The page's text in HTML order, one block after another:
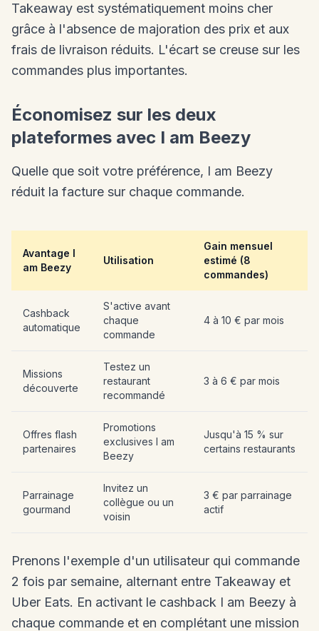
Takeaway est systématiquement moins cher
grâce à l'absence de majoration des prix et aux
frais de livraison réduits. L'écart se creuse sur les
commandes plus importantes.
Économisez sur les deux
plateformes avec I am Beezy
Quelle que soit votre préférence, I am Beezy
réduit la facture sur chaque commande.
Avantage I
am Beezy
Utilisation
Gain mensuel
estimé (8
commandes)
Cashback
automatique
S'active avant
chaque
commande
4 à 10 € par mois
Missions
découverte
Testez un
restaurant
recommandé
3 à 6 € par mois
Offres flash
partenaires
Promotions
exclusives I am
Beezy
Jusqu'à 15 % sur
certains restaurants
Parrainage
gourmand
Invitez un
collègue ou un
voisin
3 € par parrainage
actif
Prenons l'exemple d'un utilisateur qui commande
2 fois par semaine, alternant entre Takeaway et
Uber Eats. En activant le cashback I am Beezy à
chaque commande et en complétant une mission